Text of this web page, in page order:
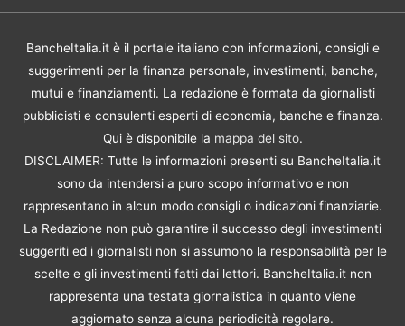
BancheItalia.it è il portale italiano con informazioni, consigli e
suggerimenti per la finanza personale, investimenti, banche,
mutui e finanziamenti. La redazione è formata da giornalisti
pubblicisti e consulenti esperti di economia, banche e finanza.
Qui è disponibile la mappa del sito.
DISCLAIMER: Tutte le informazioni presenti su BancheItalia.it
sono da intendersi a puro scopo informativo e non
rappresentano in alcun modo consigli o indicazioni finanziarie.
La Redazione non può garantire il successo degli investimenti
suggeriti ed i giornalisti non si assumono la responsabilità per le
scelte e gli investimenti fatti dai lettori. BancheItalia.it non
rappresenta una testata giornalistica in quanto viene
aggiornato senza alcuna periodicità regolare.